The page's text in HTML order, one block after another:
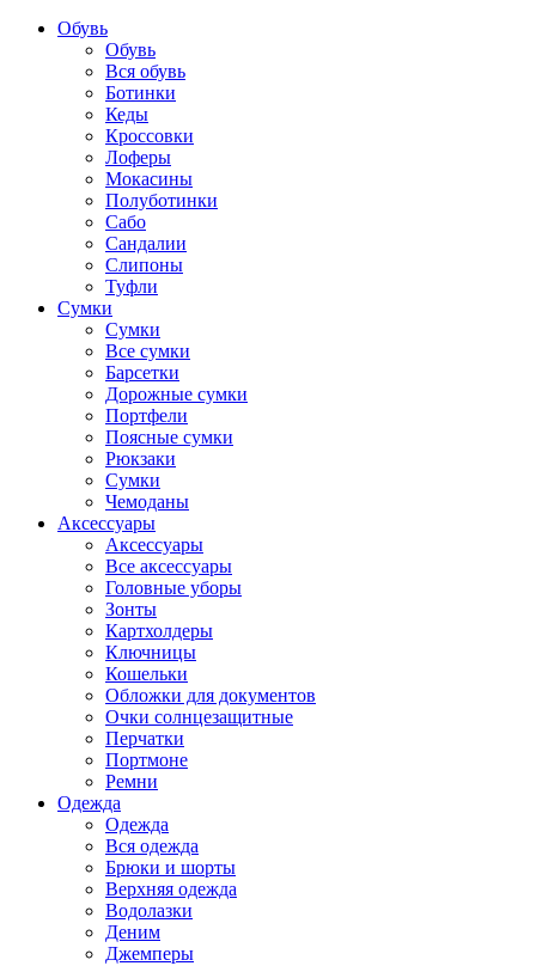
Обувь
Обувь
Вся обувь
Ботинки
Кеды
Кроссовки
Лоферы
Мокасины
Полуботинки
Сабо
Сандалии
Слипоны
Туфли
Сумки
Сумки
Все сумки
Барсетки
Дорожные сумки
Портфели
Поясные сумки
Рюкзаки
Сумки
Чемоданы
Аксессуары
Аксессуары
Все аксессуары
Головные уборы
Зонты
Картхолдеры
Ключницы
Кошельки
Обложки для документов
Очки солнцезащитные
Перчатки
Портмоне
Ремни
Одежда
Одежда
Вся одежда
Брюки и шорты
Верхняя одежда
Водолазки
Деним
Джемперы